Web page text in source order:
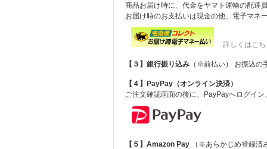
商品お届け時に、代金をヤマト運輸の配達
お届け時のお支払いは現金の他、電子マネ
詳しくはこち
【３】銀行振り込み （※前払い） お振込の
【４】PayPay（オンライン決済）
ご注文確認画面の後に、PayPayへログイ
【５】Amazon Pay （※あらかじめ登録済